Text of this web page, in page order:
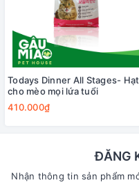
Todays Dinner All Stages- Hạt
cho mèo mọi lứa tuổi
410.000₫
ĐĂNG
Nhận thông tin sản phẩm